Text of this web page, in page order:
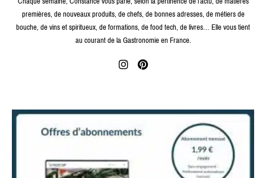
premières, de nouveaux produits, de chefs, de bonnes adresses, de métiers de
bouche, de vins et spiritueux, de formations, de food tech, de livres… Elle vous tient
au courant de la Gastronomie en France.